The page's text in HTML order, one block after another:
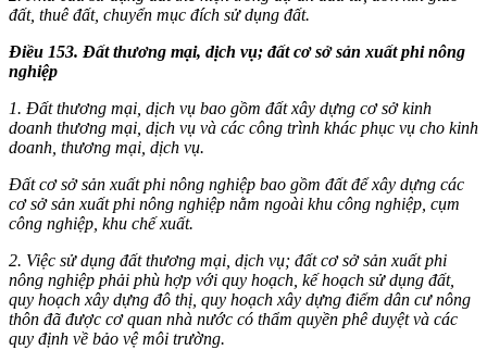
đất, thuê đất, chuyển mục đích sử dụng đất.
Điều 153. Đất thương mại, dịch vụ; đất cơ sở sản xuất phi nông
nghiệp
1. Đất thương mại, dịch vụ bao gồm đất xây dựng cơ sở kinh
doanh thương mại, dịch vụ và các công trình khác phục vụ cho kinh
doanh, thương mại, dịch vụ.
Đất cơ sở sản xuất phi nông nghiệp bao gồm đất để xây dựng các
cơ sở sản xuất phi nông nghiệp nằm ngoài khu công nghiệp, cụm
công nghiệp, khu chế xuất.
2. Việc sử dụng đất thương mại, dịch vụ; đất cơ sở sản xuất phi
nông nghiệp phải phù hợp với quy hoạch, kế hoạch sử dụng đất,
quy hoạch xây dựng đô thị, quy hoạch xây dựng điểm dân cư nông
thôn đã được cơ quan nhà nước có thẩm quyền phê duyệt và các
quy định về bảo vệ môi trường.